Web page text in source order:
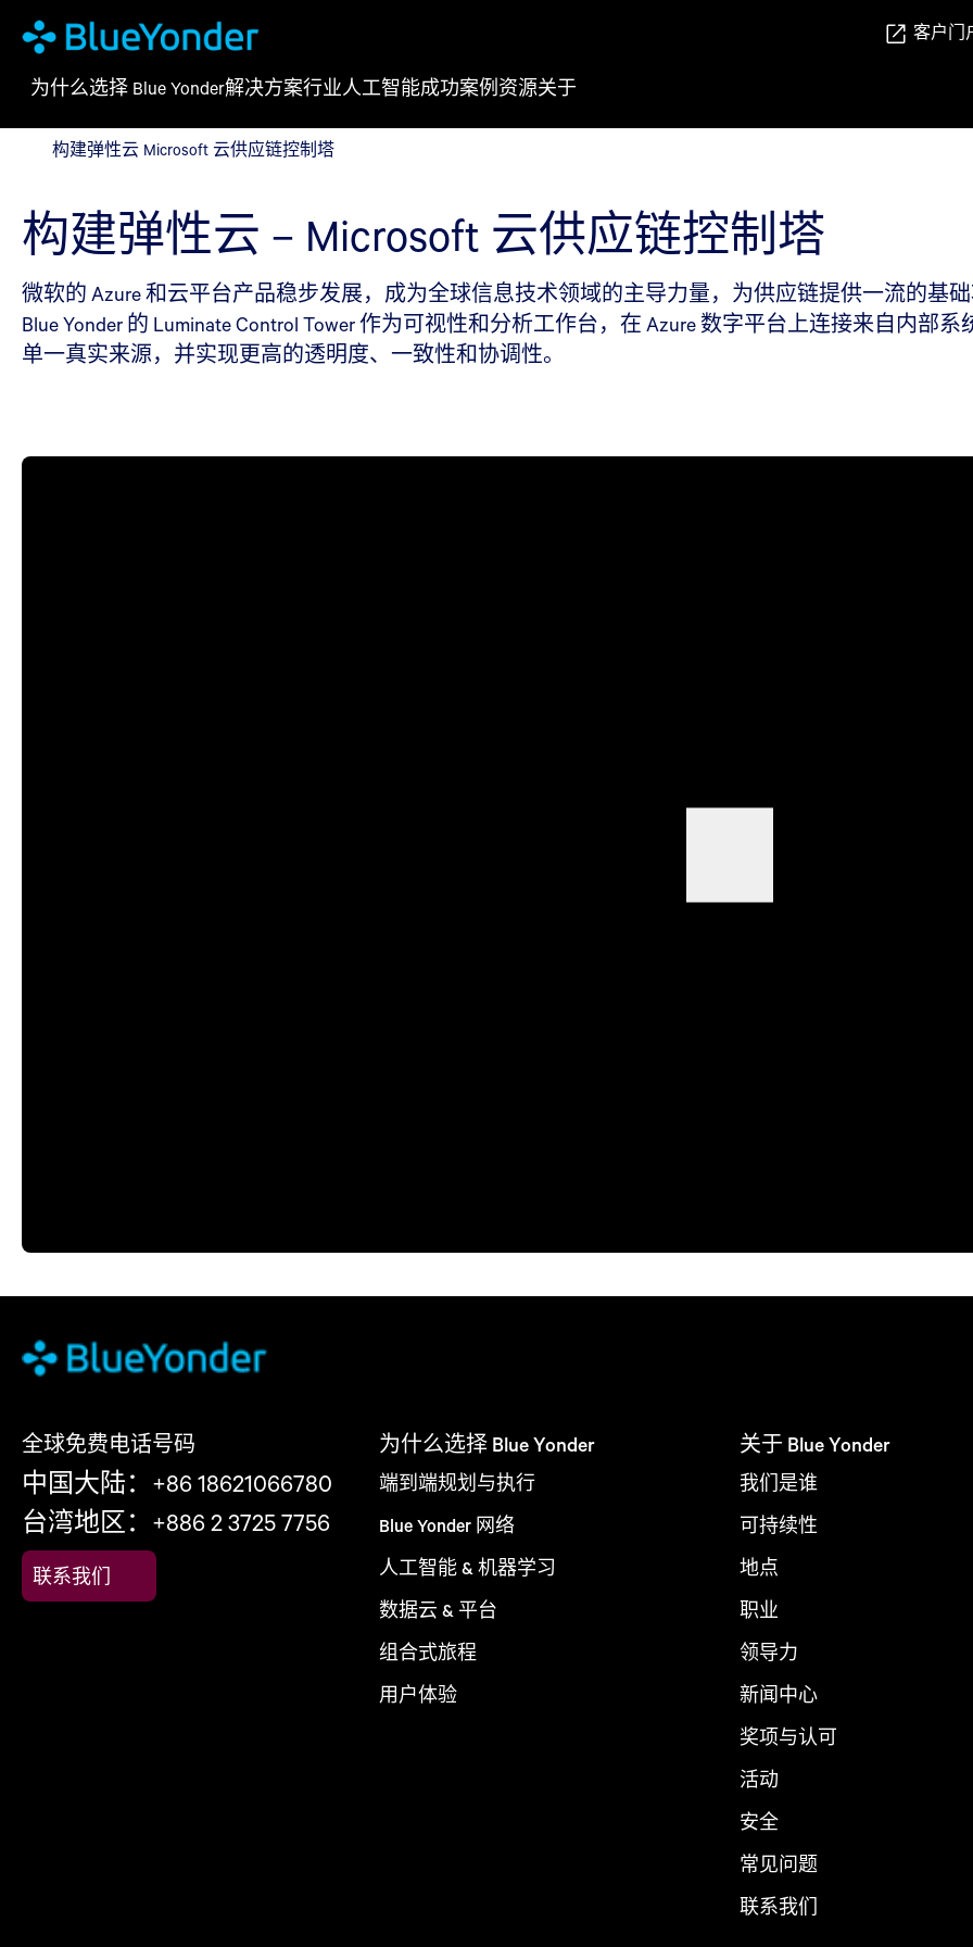
构建弹性云 Microsoft 云供应链控制塔
客户门
为什么选择 Blue Yonder解决方案行业人工智能成功案例 资源关于
构建弹性云 Microsoft 云供应链控制塔
构建弹性云 – Microsoft 云供应链控制塔
微软的 Azure 和云平台产品稳步发展，成为全球信息技术领域的主导力量，为供应链提供一流的基
Blue Yonder 的 Luminate Control Tower 作为可视性和分析工作台，在 Azure 数字平台上连接来自内
单一真实来源，并实现更高的透明度、一致性和协调性。
全球免费电话号码
中国大陆：+86 18621066780
台湾地区：+886 2 3725 7756
联系我们
为什么选择 Blue Yonder
端到端规划与执行
Blue Yonder 网络
人工智能 & 机器学习
数据云 & 平台
组合式旅程
用户体验
关于 Blue Yonder
我们是谁
可持续性
地点
职业
领导力
新闻中心
奖项与认可
活动
安全
常见问题
联系我们